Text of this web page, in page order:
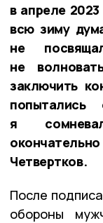
в апреле
всю зиму
не
не
заключить
я
Четвертков.
После
обороны